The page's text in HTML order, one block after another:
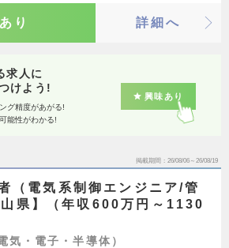
り 詳細へ
求人に
けよう!
グ精度があがる!
能性がわかる!
興味あり
掲載期間 26/08/06～26/08/19
（電気系制御エンジニア/管
県】（年収600万円～1130
気・電子・半導体）